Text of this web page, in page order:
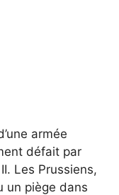
armée
défait par
Les Prussiens,
un piège dans